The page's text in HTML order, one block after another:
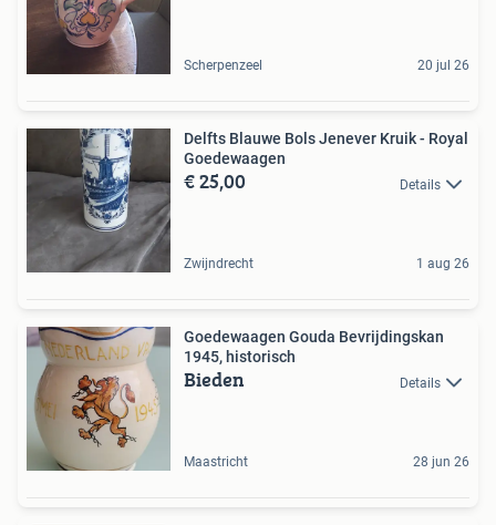
Scherpenzeel 20 jul 26
Delfts Blauwe Bols Jenever Kruik - Royal
Goedewaagen
€ 25,00 Details
Zwijndrecht 1 aug 26
Goedewaagen Gouda Bevrijdingskan
1945, historisch
Bieden Details
Maastricht 28 jun 26